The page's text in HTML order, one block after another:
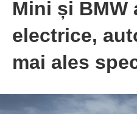
Mini și BMW
electrice,
mai ales